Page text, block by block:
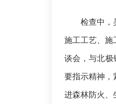
检查中，
施工工艺、施
谈会，与北极
要指示精神，
进森林防火、